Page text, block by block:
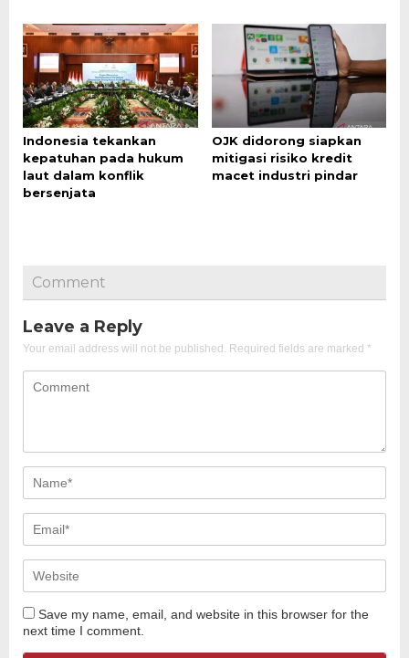
Indonesia tekankan
kepatuhan pada hukum
laut dalam konflik
bersenjata
OJK didorong siapkan
mitigasi risiko kredit
macet industri pindar
Comment
Leave a Reply
Your email address will not be published. Required fields are marked *
Save my name, email, and website in this browser for the
next time I comment.